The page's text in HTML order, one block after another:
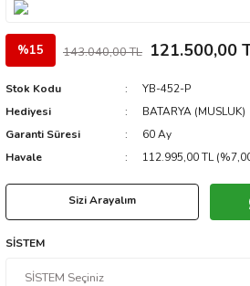
%15 143.040,00 TL 121.500,00
Stok Kodu
YB-452-P
Hediyesi
BATARYA (MUSLUK)
Garanti Süresi
60 Ay
Havale
112.995,00 TL
Sizi Arayalım
SİSTEM